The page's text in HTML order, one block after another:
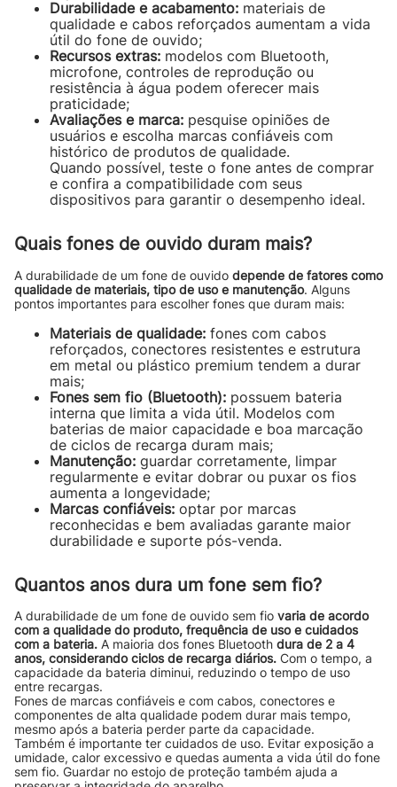
Durabilidade e acabamento: materiais de
qualidade e cabos reforçados aumentam a vida
útil do fone de ouvido;
Recursos extras: modelos com Bluetooth,
microfone, controles de reprodução ou
resistência à água podem oferecer mais
praticidade;
Avaliações e marca: pesquise opiniões de
usuários e escolha marcas confiáveis com
histórico de produtos de qualidade.
Quando possível, teste o fone antes de comprar
e confira a compatibilidade com seus
dispositivos para garantir o desempenho ideal.
Quais fones de ouvido duram mais?
A durabilidade de um fone de ouvido depende de fatores como
qualidade de materiais, tipo de uso e manutenção. Alguns
pontos importantes para escolher fones que duram mais:
Materiais de qualidade: fones com cabos
reforçados, conectores resistentes e estrutura
em metal ou plástico premium tendem a durar
mais;
Fones sem fio (Bluetooth): possuem bateria
interna que limita a vida útil. Modelos com
baterias de maior capacidade e boa marcação
de ciclos de recarga duram mais;
Manutenção: guardar corretamente, limpar
regularmente e evitar dobrar ou puxar os fios
aumenta a longevidade;
Marcas confiáveis: optar por marcas
reconhecidas e bem avaliadas garante maior
durabilidade e suporte pós-venda.
Quantos anos dura um fone sem fio?
A durabilidade de um fone de ouvido sem fio varia de acordo
com a qualidade do produto, frequência de uso e cuidados
com a bateria. A maioria dos fones Bluetooth dura de 2 a 4
anos, considerando ciclos de recarga diários. Com o tempo, a
capacidade da bateria diminui, reduzindo o tempo de uso
entre recargas.
Fones de marcas confiáveis e com cabos, conectores e
componentes de alta qualidade podem durar mais tempo,
mesmo após a bateria perder parte da capacidade.
Também é importante ter cuidados de uso. Evitar exposição a
umidade, calor excessivo e quedas aumenta a vida útil do fone
sem fio. Guardar no estojo de proteção também ajuda a